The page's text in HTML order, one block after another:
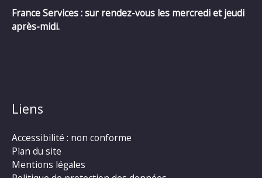
France Services : sur rendez-vous les mercredi et jeudi
après-midi.
Liens
Accessibilité : non conforme
Plan du site
Mentions légales